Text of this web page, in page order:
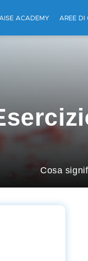
ACADEMY AREE DI
Cosa